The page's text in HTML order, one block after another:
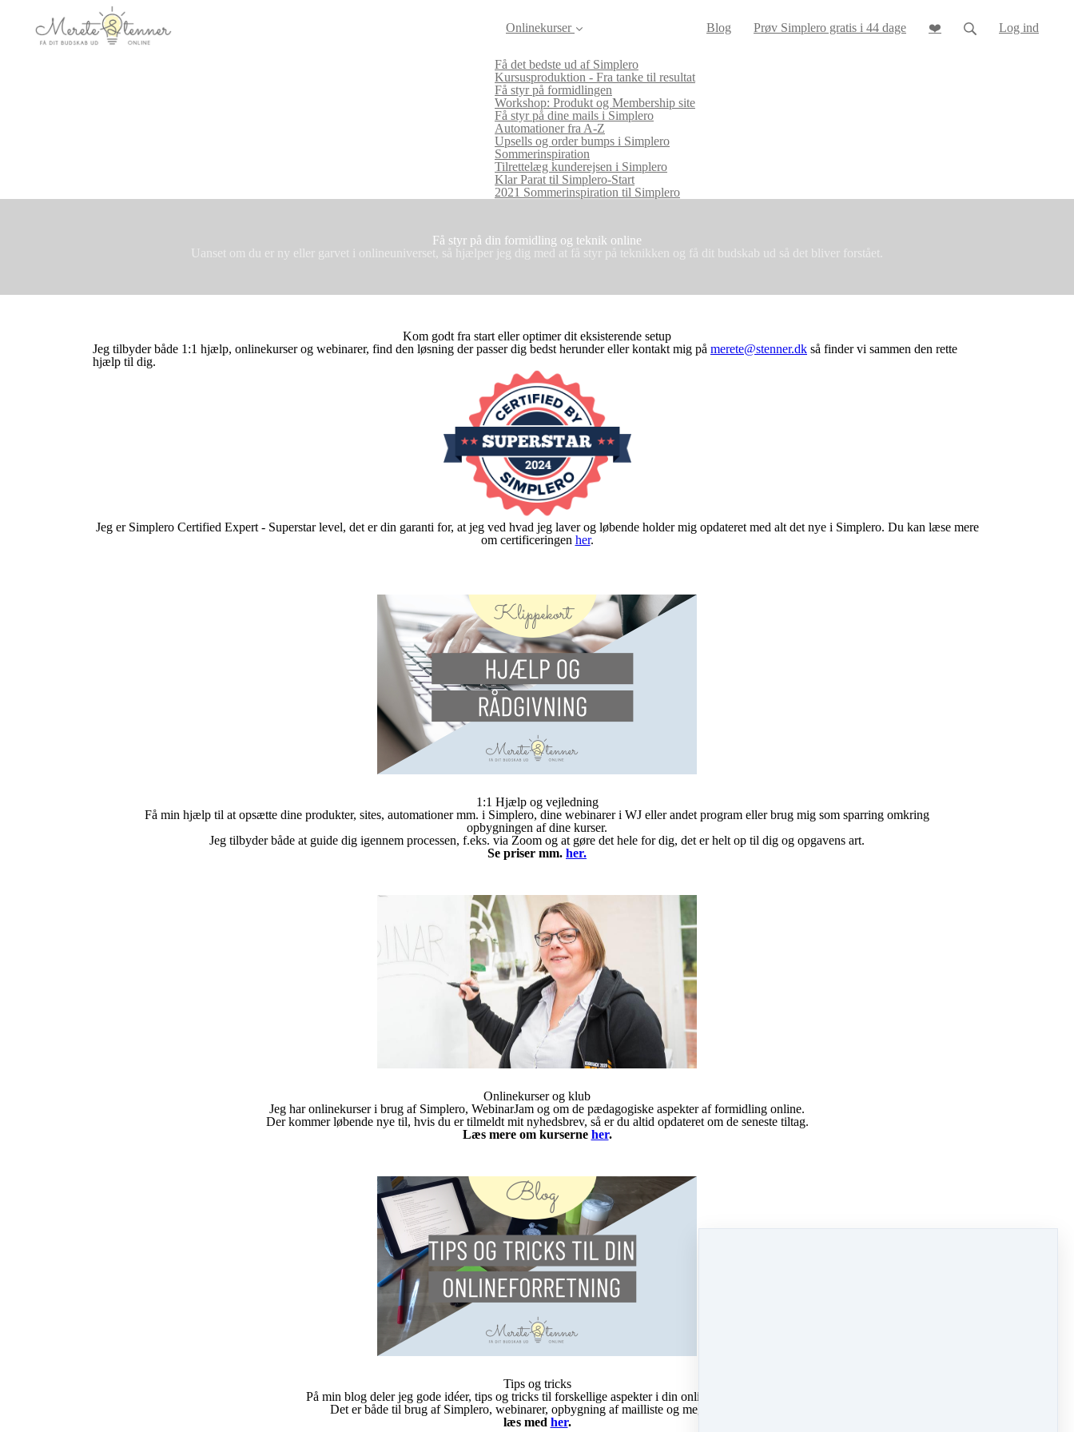
Onlinekurser
Få det bedste ud af Simplero
Kursusproduktion - Fra tanke til resultat
Få styr på formidlingen
Workshop: Produkt og Membership site
Få styr på dine mails i Simplero
Automationer fra A-Z
Upsells og order bumps i Simplero
Sommerinspiration
Tilrettelæg kunderejsen i Simplero
Klar Parat til Simplero-Start
2021 Sommerinspiration til Simplero
Blog Prøv Simplero gratis i 44 dage ❤️ Log ind
Få styr på din formidling og teknik online
Uanset om du er ny eller garvet i onlineuniverset, så hjælper jeg dig med at få styr på teknikken og få dit budskab ud så det bliver forstået.
Kom godt fra start eller optimer dit eksisterende setup
Jeg tilbyder både 1:1 hjælp, onlinekurser og webinarer, find den løsning der passer dig bedst herunder eller kontakt mig på merete@stenner.dk så finder vi sammen den rette
hjælp til dig.
Jeg er Simplero Certified Expert - Superstar level, det er din garanti for, at jeg ved hvad jeg laver og løbende holder mig opdateret med alt det nye i Simplero. Du kan læse mere
om certificeringen her.
1:1 Hjælp og vejledning
Få min hjælp til at opsætte dine produkter, sites, automationer mm. i Simplero, dine webinarer i WJ eller andet program eller brug mig som sparring omkring
opbygningen af dine kurser.
Jeg tilbyder både at guide dig igennem processen, f.eks. via Zoom og at gøre det hele for dig, det er helt op til dig og opgavens art.
Se priser mm. her.
Onlinekurser og klub
Jeg har onlinekurser i brug af Simplero, WebinarJam og om de pædagogiske aspekter af formidling online.
Der kommer løbende nye til, hvis du er tilmeldt mit nyhedsbrev, så er du altid opdateret om de seneste tiltag.
Læs mere om kurserne her.
Tips og tricks
På min blog deler jeg gode idéer, tips og tricks til forskellige aspekter i din online-forretning.
Det er både til brug af Simplero, webinarer, opbygning af mailliste og meget mere.
læs med her.